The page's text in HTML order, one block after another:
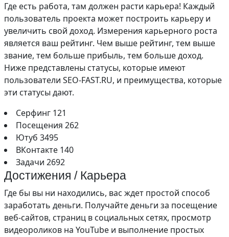
Где есть работа, там должен расти карьера! Каждый
пользователь проекта может построить карьеру и
увеличить свой доход. Измерения карьерного роста
является ваш рейтинг. Чем выше рейтинг, тем выше
звание, тем больше прибыль, тем больше доход.
Ниже представлены статусы, которые имеют
пользователи SEO-FAST.RU, и преимущества, которые
эти статусы дают.
Серфинг 121
Посещения 262
Ютуб 3495
ВКонтакте 140
Задачи 2692
Достижения / Карьера
Где бы вы ни находились, вас ждет простой способ
заработать деньги. Получайте деньги за посещение
веб-сайтов, страниц в социальных сетях, просмотр
видеороликов на YouTube и выполнение простых